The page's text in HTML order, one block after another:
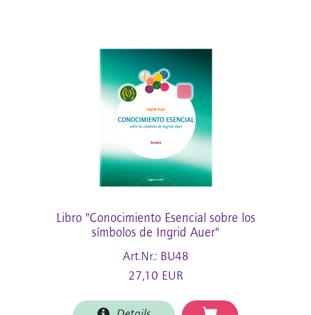
Libro "Conocimiento Esencial sobre los
símbolos de Ingrid Auer"
Art.Nr.: BU48
27,10 EUR